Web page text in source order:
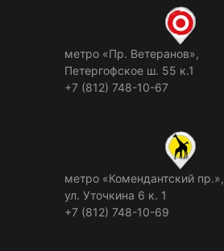
метро «Пр. Ветеранов»,
Петергофское ш. 55 к.1
+7 (812) 748-10-67
метро «Комендантский пр.»,
ул. Уточкина 6 к. 1
+7 (812) 748-10-69